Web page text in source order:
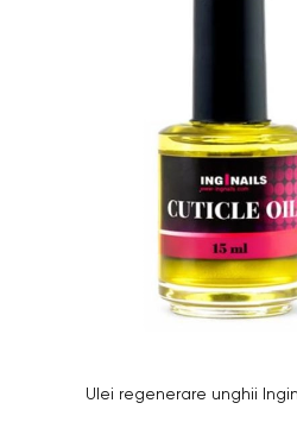
Ulei regenerare unghii